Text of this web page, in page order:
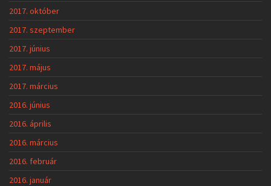
2017. október
2017. szeptember
2017. június
2017. május
2017. március
2016. június
2016. április
2016. március
2016. február
2016. január